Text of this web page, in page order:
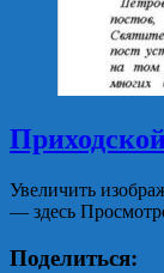
Увеличить
— здесь
Поделиться: